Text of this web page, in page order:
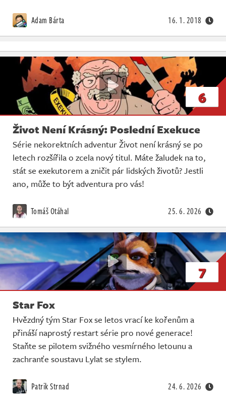
Adam Bárta 16. 1. 2018
6
Život Není Krásný: Poslední Exekuce
Série nekorektních adventur Život není krásný se po
letech rozšířila o zcela nový titul. Máte žaludek na to,
stát se exekutorem a zničit pár lidských životů? Jestli
ano, může to být adventura pro vás!
Tomáš Otáhal 25. 6. 2026
7
Star Fox
Hvězdný tým Star Fox se letos vrací ke kořenům a
přináší naprostý restart série pro nové generace!
Staňte se pilotem svižného vesmírného letounu a
zachranťe soustavu Lylat se stylem.
Patrik Strnad 24. 6. 2026